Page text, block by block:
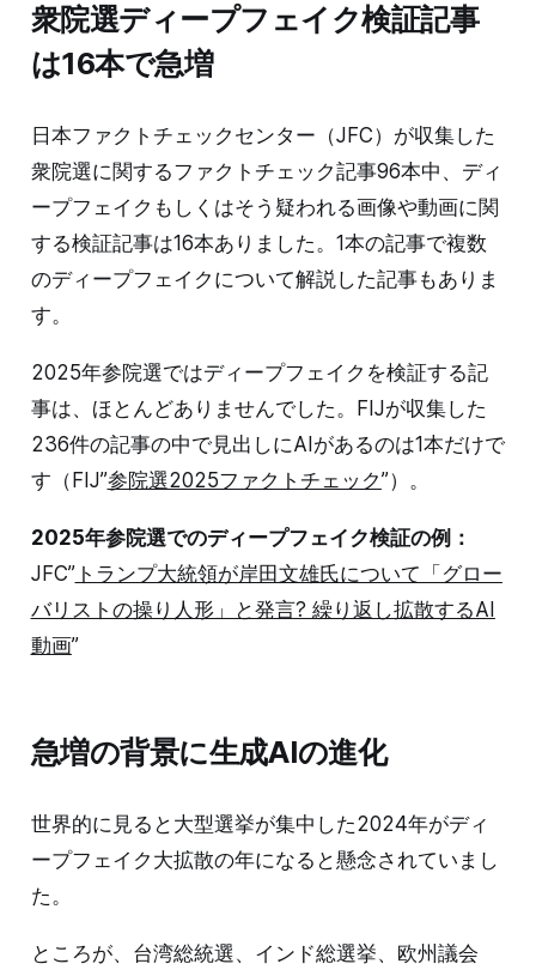
衆院選ディープフェイク検証記事
は16本で急増
日本ファクトチェックセンター（JFC）が収集した
衆院選に関するファクトチェック記事96本中、ディ
ープフェイクもしくはそう疑われる画像や動画に関
する検証記事は16本ありました。1本の記事で複数
のディープフェイクについて解説した記事もありま
す。
2025年参院選ではディープフェイクを検証する記
事は、ほとんどありませんでした。FIJが収集した
236件の記事の中で見出しにAIがあるのは1本だけで
す（FIJ”参院選2025ファクトチェック”）。
2025年参院選でのディープフェイク検証の例：
JFC”トランプ大統領が岸田文雄氏について「グロー
バリストの操り人形」と発言? 繰り返し拡散するAI
動画”
急増の背景に生成AIの進化
世界的に見ると大型選挙が集中した2024年がディ
ープフェイク大拡散の年になると懸念されていまし
た。
ところが、台湾総統選、インド総選挙、欧州議会